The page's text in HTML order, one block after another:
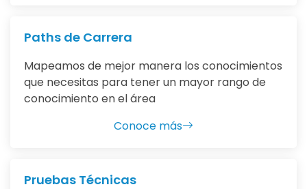
Paths de Carrera
Mapeamos de mejor manera los conocimientos
que necesitas para tener un mayor rango de
conocimiento en el área
Conoce más
Pruebas Técnicas